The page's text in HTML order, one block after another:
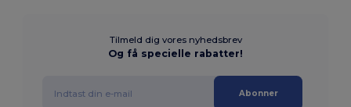
Tilmeld dig vores nyhedsbrev
Og få specielle rabatter!
Abonner